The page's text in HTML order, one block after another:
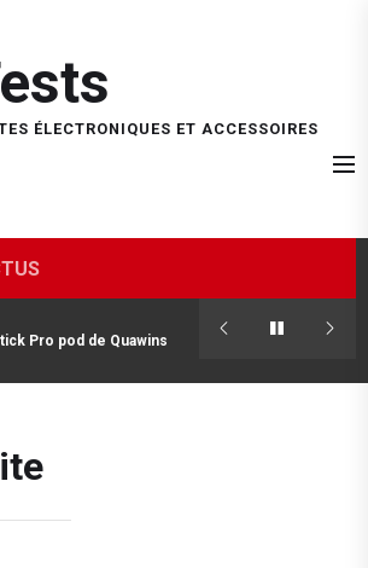
ÉLECTRONIQUES ET ACCESSOIRES
Pro pod de Quawins